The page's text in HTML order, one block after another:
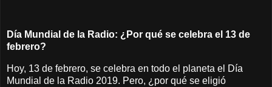
Día Mundial de la Radio: ¿Por qué se celebra el 13 de
febrero?
Hoy, 13 de febrero, se celebra en todo el planeta el Día
Mundial de la Radio 2019. Pero, ¿por qué se eligió